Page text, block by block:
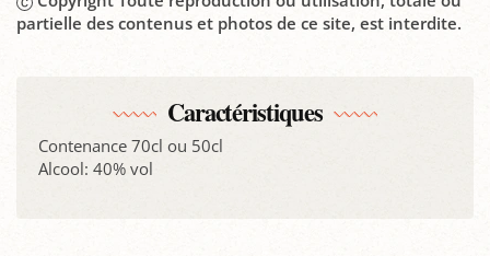
partielle des contenus et photos de ce site, est interdite.
Caractéristiques
Contenance 70cl ou 50cl
Alcool: 40% vol